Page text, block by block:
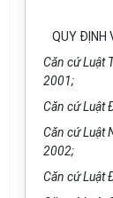
QUY ĐỊNH
Căn cứ Luật
2001;
Căn cứ Luật
Căn cứ Luật
2002;
Căn cứ Luật